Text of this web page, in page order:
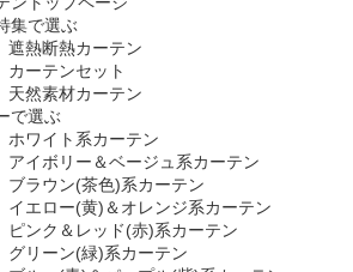
集で選ぶ
遮熱断熱カーテン
カーテンセット
天然素材カーテン
で選ぶ
ホワイト系カーテン
アイボリー＆ベージュ系カーテン
ブラウン(茶色)系カーテン
イエロー(黄)＆オレンジ系カーテン
ピンク＆レッド(赤)系カーテン
グリーン(緑)系カーテン